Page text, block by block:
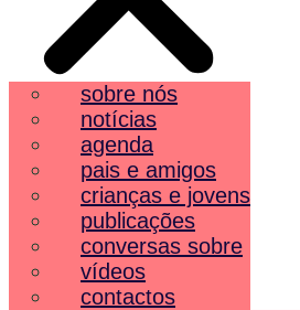
sobre nós
notícias
agenda
pais e amigos
crianças e jovens
publicações
conversas sobre
vídeos
contactos